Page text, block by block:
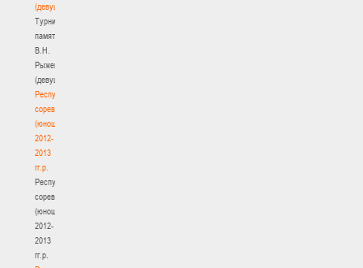
(девушки)
Турнир
памяти
В.Н.
Рыженкова
(девушки)
Республиканские
соревнования
(юноши)
2012-
2013
гг.р.
Республиканские
соревнования
(юноши)
2012-
2013
гг.р.